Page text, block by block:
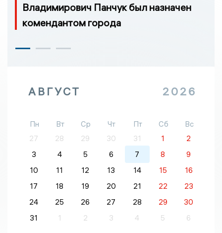
Владимирович Панчук был назначен
комендантом города
АВГУСТ 2026
Пн Вт Ср Чт Пт Сб
Вс
27
28 29 30 31 1
2
3
4 5 6 7 8
9
10
11 12 13 14 15
16
17
18 19 20 21 22
23
24
25 26 27 28 29
30
31
1 2 3 4 5 6